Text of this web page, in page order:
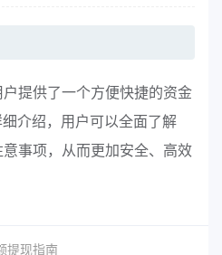
提供了一个方便快捷的资金
介绍，用户可以全面了解
事项，从而更加安全、高效
提现指南